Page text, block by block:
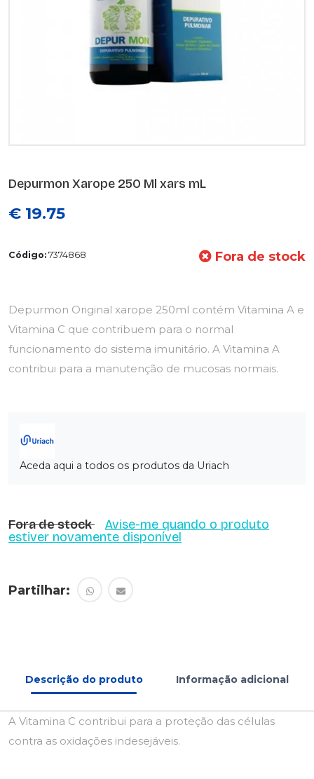
Depurmon Xarope 250 Ml xars mL
€ 19.75
Código: 7374868 Fora de stock
Depurmon Original xarope 250ml contém Vitamina A e
Vitamina C que contribuem para o normal
funcionamento do sistema imunitário. A Vitamina A
contribui para a manutenção de mucosas normais.
Aceda aqui a todos os produtos da Uriach
Fora de stock
Avise-me quando o produto
estiver novamente disponível
Partilhar:
Descrição do produto Informação adicional
A Vitamina C contribui para a proteção das células
contra as oxidações indesejáveis.